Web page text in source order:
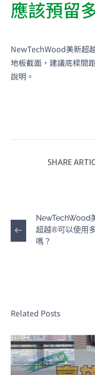
應該預留
NewTechWood美新超
地板截面，建議底樑間
說明。
SHARE
NewTechWood
超越®可以使用
嗎？
Related Posts